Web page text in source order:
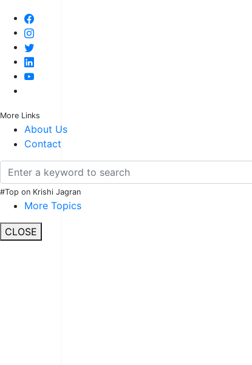
More Links
About Us
Contact
#Top on Krishi Jagran
More Topics
CLOSE